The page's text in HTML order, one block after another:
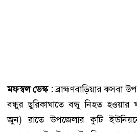
মফস্বল ডেস্ক :ব্রাহ্মণবাড়িয়ার কসবা
বন্ধুর ছুরিকাঘাতে বন্ধু নিহত হওয়ার
জুন) রাতে উপজেলার কুটি